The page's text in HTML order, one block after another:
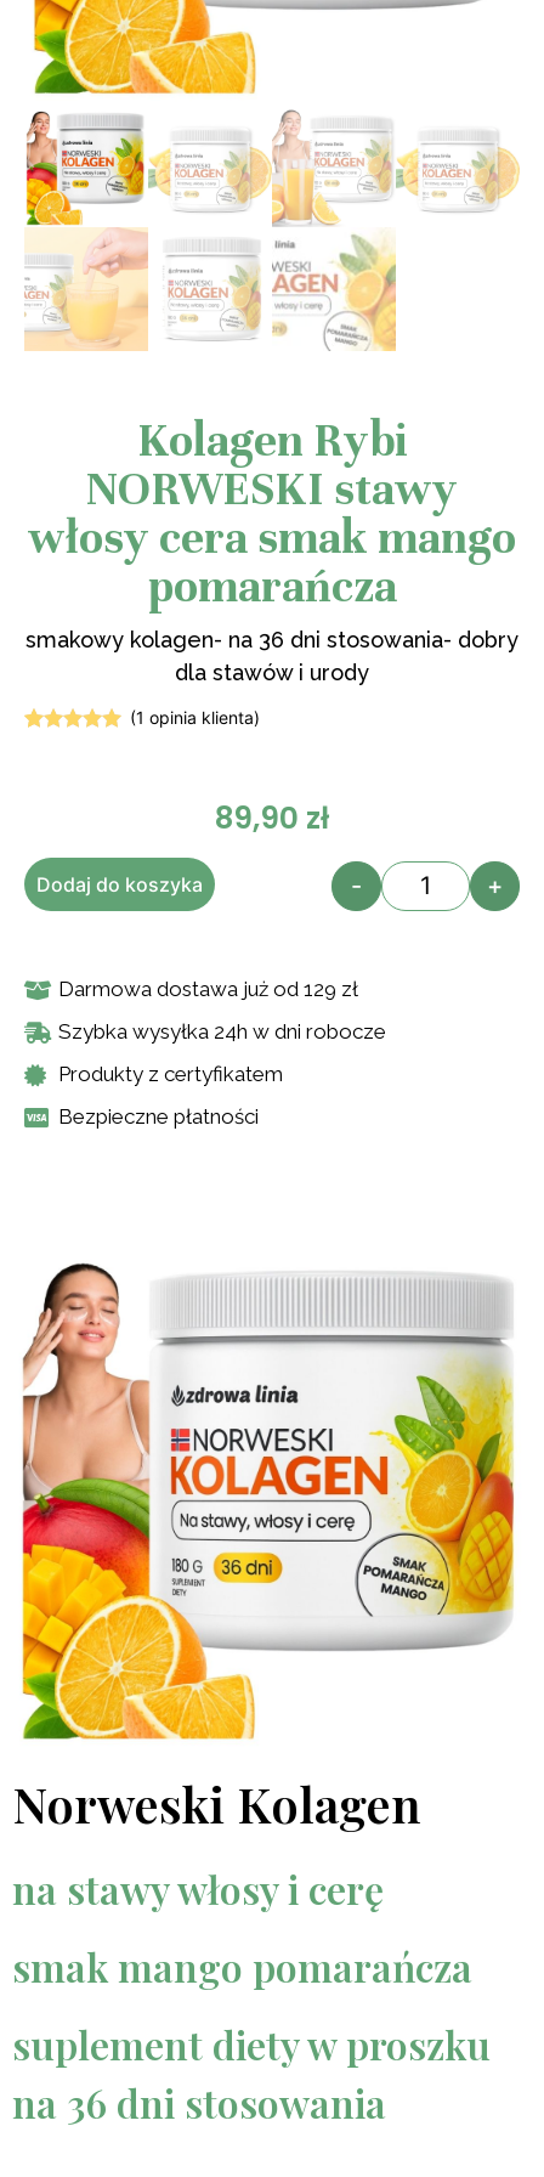
Kolagen Rybi
NORWESKI stawy
włosy cera smak mango
pomarańcza
smakowy kolagen- na 36 dni stosowania- dobry
dla stawów i urody
(1 opinia klienta)
89,90 zł
- +
Dodaj do koszyka
Darmowa dostawa już od 129 zł
Szybka wysyłka 24h w dni robocze
Produkty z certyfikatem
Bezpieczne płatności
Norweski Kolagen
na stawy włosy i cerę
smak mango pomarańcza
suplement diety w proszku
na 36 dni stosowania